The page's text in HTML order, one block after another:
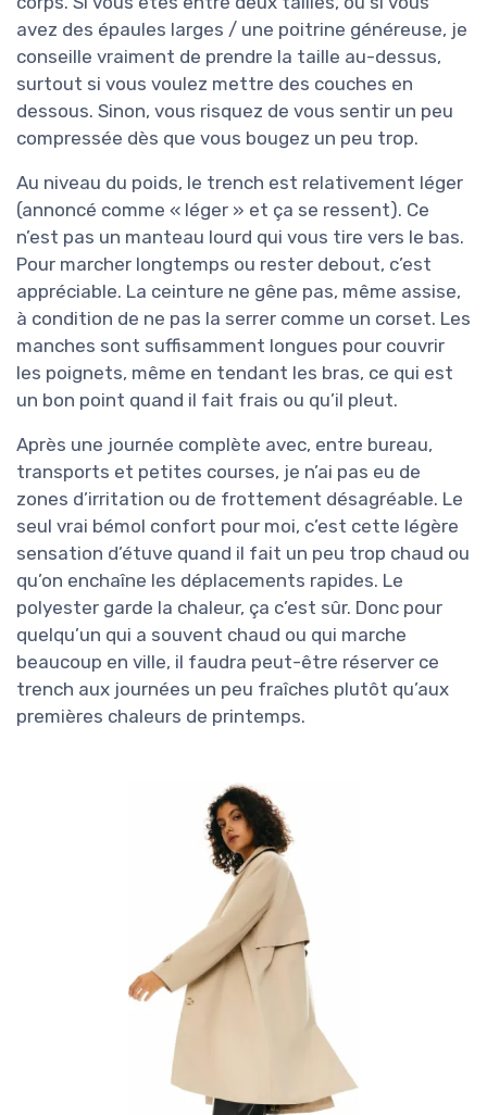
avez des épaules larges / une poitrine généreuse, je
conseille vraiment de prendre la taille au-dessus,
surtout si vous voulez mettre des couches en
dessous. Sinon, vous risquez de vous sentir un peu
compressée dès que vous bougez un peu trop.
Au niveau du poids, le trench est relativement léger
(annoncé comme « léger » et ça se ressent). Ce
n’est pas un manteau lourd qui vous tire vers le bas.
Pour marcher longtemps ou rester debout, c’est
appréciable. La ceinture ne gêne pas, même assise,
à condition de ne pas la serrer comme un corset. Les
manches sont suffisamment longues pour couvrir
les poignets, même en tendant les bras, ce qui est
un bon point quand il fait frais ou qu’il pleut.
Après une journée complète avec, entre bureau,
transports et petites courses, je n’ai pas eu de
zones d’irritation ou de frottement désagréable. Le
seul vrai bémol confort pour moi, c’est cette légère
sensation d’étuve quand il fait un peu trop chaud ou
qu’on enchaîne les déplacements rapides. Le
polyester garde la chaleur, ça c’est sûr. Donc pour
quelqu’un qui a souvent chaud ou qui marche
beaucoup en ville, il faudra peut-être réserver ce
trench aux journées un peu fraîches plutôt qu’aux
premières chaleurs de printemps.